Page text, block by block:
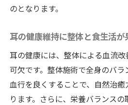
のとなります。
耳の健康維持に整体と食生活が
耳の健康には、整体による血流
可欠です。整体施術で全身のバ
血行を良くすることで、自然治
ります。さらに、栄養バランス